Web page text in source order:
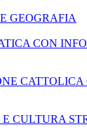
GEOGRAFIA
CON
CULTURA